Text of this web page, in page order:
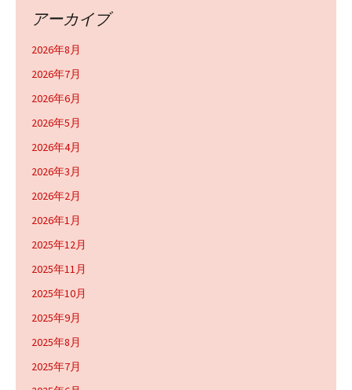
アーカイブ
2026年8月
2026年7月
2026年6月
2026年5月
2026年4月
2026年3月
2026年2月
2026年1月
2025年12月
2025年11月
2025年10月
2025年9月
2025年8月
2025年7月